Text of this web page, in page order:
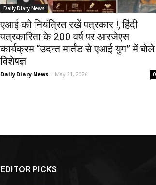
Daily Diary News
एआई को नियंत्रित रखें पत्रकार !, हिंदी
पत्रकारिता के 200 वर्ष पर आरजेएस
कार्यक्रम “उदन्त मार्तंड से एआई युग” में बोले
विशेषज्ञ
Daily Diary News - May 31, 2026 0
EDITOR PICKS